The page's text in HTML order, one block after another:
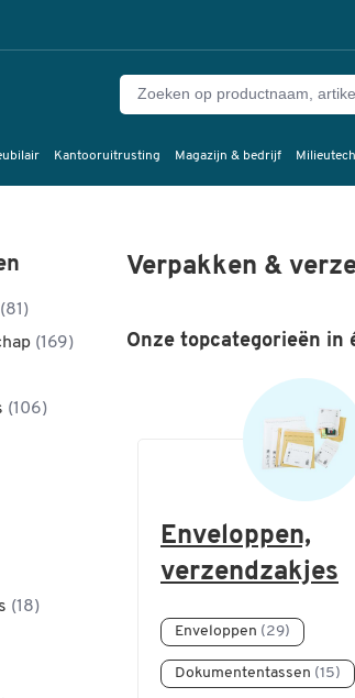
Kantooruitrusting Magazijn & bedrijf
(81)
(169)
(106)
(18)
Verpakken &
Onze topcategorieën in
Enveloppen,
verzendzakjes
Enveloppen (29)
Dokumententassen (15)